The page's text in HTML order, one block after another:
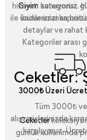
Giyim kategorisi;
kadar uzanan
detaylar ve rahat
Kategoriler arası
Ceketler:
Ceketler
günlük kullanımda
hizmeti sunuyoruz.
ile ürünlerinizi
3000₺ Üzeri
Tüm 3000₺
alışverişlerinizde
karşılıyoruz.